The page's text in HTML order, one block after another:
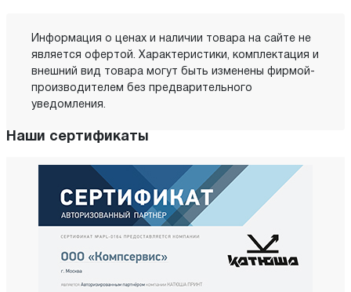
Информация о ценах и наличии товара на сайте не
является офертой. Характеристики, комплектация и
внешний вид товара могут быть изменены фирмой-
производителем без предварительного
уведомления.
Наши сертификаты